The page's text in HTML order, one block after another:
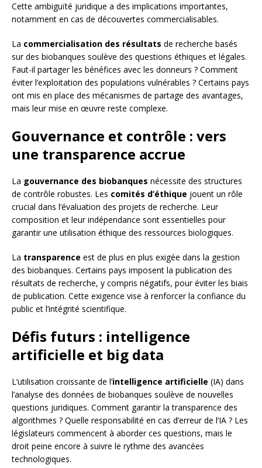
Cette ambiguïté juridique a des implications importantes,
notamment en cas de découvertes commercialisables.
La commercialisation des résultats de recherche basés
sur des biobanques soulève des questions éthiques et légales.
Faut-il partager les bénéfices avec les donneurs ? Comment
éviter l’exploitation des populations vulnérables ? Certains pays
ont mis en place des mécanismes de partage des avantages,
mais leur mise en œuvre reste complexe.
Gouvernance et contrôle : vers
une transparence accrue
La gouvernance des biobanques nécessite des structures
de contrôle robustes. Les comités d’éthique jouent un rôle
crucial dans l’évaluation des projets de recherche. Leur
composition et leur indépendance sont essentielles pour
garantir une utilisation éthique des ressources biologiques.
La transparence est de plus en plus exigée dans la gestion
des biobanques. Certains pays imposent la publication des
résultats de recherche, y compris négatifs, pour éviter les biais
de publication. Cette exigence vise à renforcer la confiance du
public et l’intégrité scientifique.
Défis futurs : intelligence
artificielle et big data
L’utilisation croissante de l’intelligence artificielle (IA) dans
l’analyse des données de biobanques soulève de nouvelles
questions juridiques. Comment garantir la transparence des
algorithmes ? Quelle responsabilité en cas d’erreur de l’IA ? Les
législateurs commencent à aborder ces questions, mais le
droit peine encore à suivre le rythme des avancées
technologiques.